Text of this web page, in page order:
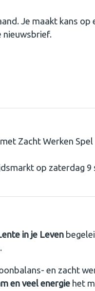
Je maakt kans op
nieuwsbrief.
Zacht Werken Spel
op zaterdag
in je Leven
en zacht
en veel energie het